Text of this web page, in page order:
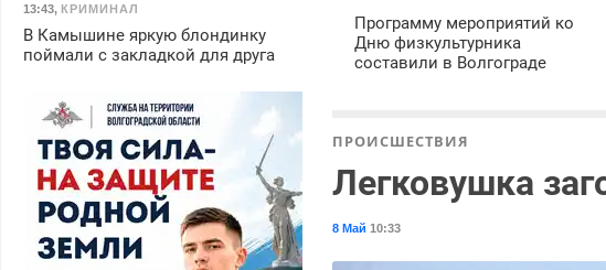
Программу мероприятий ко
Дню физкультурника
составили в Волгограде
ПРОИСШЕСТВИЯ
Легковушка
8 Май 10:33
13:43, КРИМИНАЛ
В Камышине яркую блондинку
поймали с закладкой для друга